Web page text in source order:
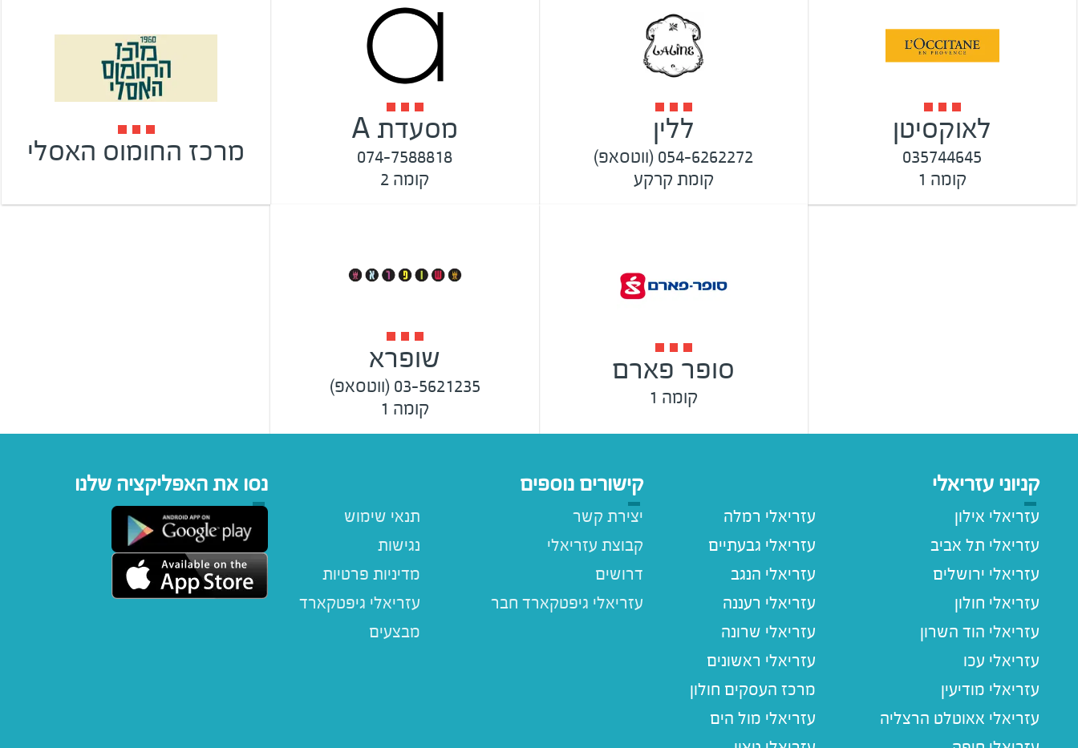
לאוקסיטן
035744645
קומה 1
ללין
054-6262272 (ווטסאפ)
קומת קרקע
מסעדת A
074-7588818
קומה 2
מרכז החומוס האסלי
סופר פארם
קומה 1
שופרא
03-5621235 (ווטסאפ)
קומה 1
קניוני עזריאלי
עזריאלי אילון
עזריאלי תל אביב
עזריאלי ירושלים
עזריאלי חולון
עזריאלי הוד השרון
עזריאלי עכו
עזריאלי מודיעין
עזריאלי אאוטלט הרצליה
עזריאלי רמלה
עזריאלי גבעתיים
עזריאלי הנגב
עזריאלי רעננה
עזריאלי שרונה
עזריאלי ראשונים
מרכז העסקים חולון
עזריאלי מול הים
קישורים נוספים
תנאי שימוש
נגישות
מדיניות פרטיות
עזריאלי גיפטקארד
מבצעים
יצירת קשר
קבוצת עזריאלי
דרושים
נסו את האפליקציה שלנו